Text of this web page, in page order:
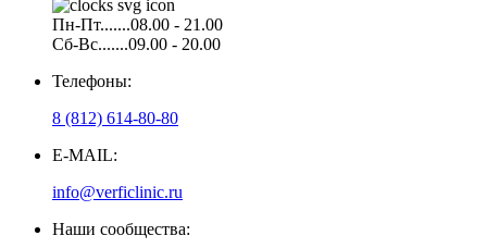
Пн-Пт.......08.00 - 21.00
Сб-Вс.......09.00 - 20.00
Телефоны:
8 (812) 614-80-80
E-MAIL:
info@verficlinic.ru
Наши сообщества: